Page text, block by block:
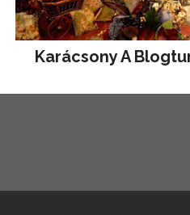
Karácsony A